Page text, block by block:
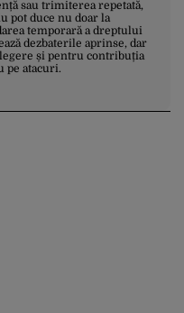
sau trimiterea repetată,
pot duce nu doar la
temporară a dreptului
dezbaterile aprinse, dar
și pentru contribuția
pe atacuri.